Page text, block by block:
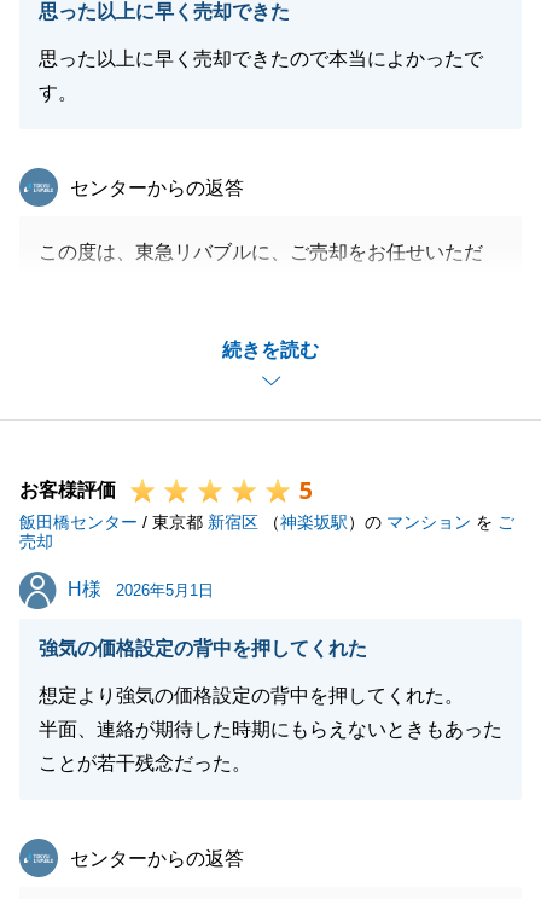
思った以上に早く売却できた
思った以上に早く売却できたので本当によかったで
す。
続きを読む
東急リバブル
センターからの返答
この度は、東急リバブルに、ご売却をお任せいただ
たこと、心より感謝申し上げます。
今後も不動産に関してお困りごとがございましたら、
尽力してサポートをさせていただきますので、お気軽
引き続き、よろしくお願いいたします。
お客様評価 5
飯田橋センター / 東京都 新宿区 （神楽坂駅）の マンション を ご
売却
H様
H様 2026年5月1日
強気の価格設定の背中を押してくれた
想定より強気の価格設定の背中を押してくれた。
半面、連絡が期待した時期にもらえないときもあった
ことが若干残念だった。
東急リバブル
センターからの返答